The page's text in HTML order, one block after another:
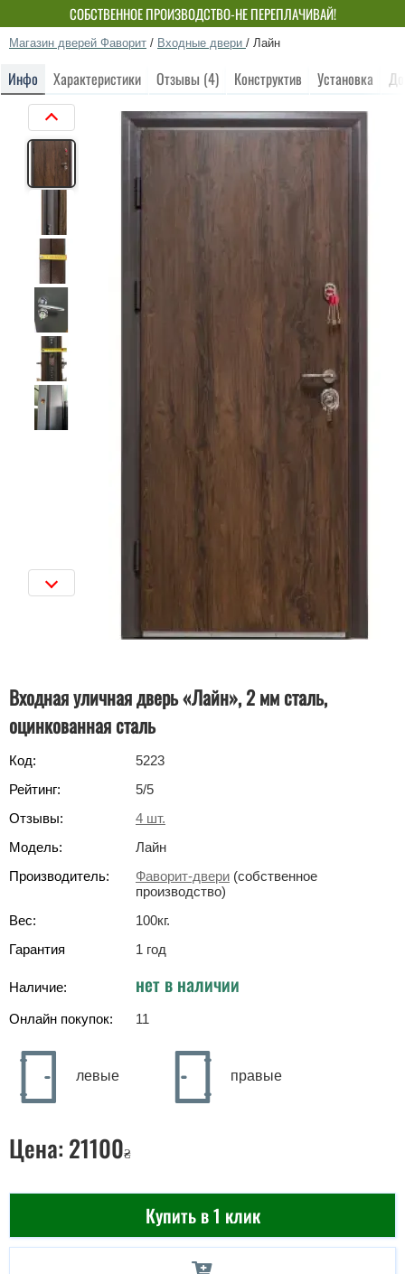
СОБСТВЕННОЕ ПРОИЗВОДСТВО-НЕ ПЕРЕПЛАЧИВАЙ!
Магазин дверей Фаворит / Входные двери / Лайн
Инфо Характеристики Отзывы (4) Конструктив Установка
Входная уличная дверь «Лайн», 2 мм сталь,
оцинкованная сталь
Код:
5223
Рейтинг:
5/5
Отзывы:
4 шт.
Модель:
Лайн
Производитель:
Фаворит-двери (собственное
производство)
Вес:
100кг.
Гарантия
1 год
Наличие: нет в наличии
Онлайн покупок: 11
левые правые
Цена: 21100₴
Купить в 1 клик